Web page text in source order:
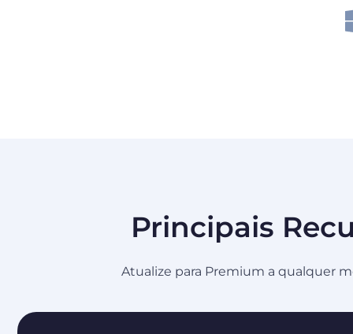
Principais
Atualize para Premium a qualquer